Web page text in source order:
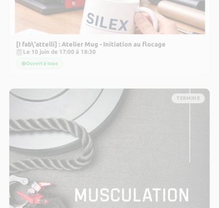
[I fab\'attelli] : Atelier Mug - Initiation au flocage
Le 10 juin de 17:00 à 18:30
Ouvert à tous
TERMINE